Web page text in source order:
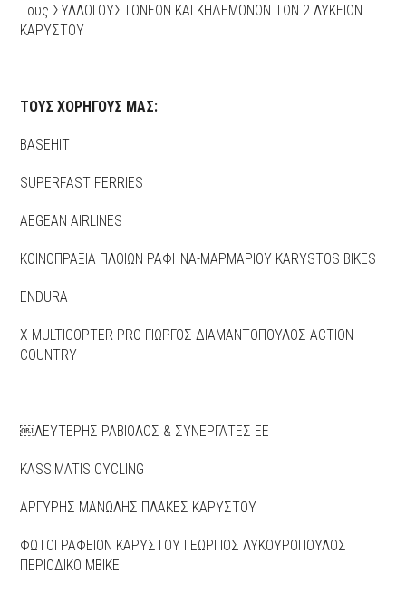
Τους ΣΥΛΛΟΓΟΥΣ ΓΟΝΕΩΝ ΚΑΙ ΚΗΔΕΜΟΝΩΝ ΤΩΝ 2 ΛΥΚΕΙΩΝ
ΚΑΡΥΣΤΟΥ
ΤΟΥΣ ΧΟΡΗΓΟΥΣ ΜΑΣ:
BASEHIT
SUPERFAST FERRIES
AEGEAN AIRLINES
KOINOΠΡΑΞΙΑ ΠΛΟΙΩΝ ΡΑΦΗΝΑ-ΜΑΡΜΑΡΙΟΥ KARYSTOS BIKES
ENDURA
Χ-MULTICOPTER PRO ΓΙΩΡΓΟΣ ΔΙΑΜΑΝΤΟΠΟΥΛΟΣ ACTION
COUNTRY
￼ΛΕΥΤΕΡΗΣ ΡΑΒΙΟΛΟΣ & ΣΥΝΕΡΓΑΤΕΣ EE
KASSIMATIS CYCLING
ΑΡΓΥΡΗΣ ΜΑΝΩΛΗΣ ΠΛΑΚΕΣ ΚΑΡΥΣΤΟΥ
ΦΩΤΟΓΡΑΦΕΙΟΝ ΚΑΡΥΣΤΟΥ ΓΕΩΡΓΙΟΣ ΛΥΚΟΥΡΟΠΟΥΛΟΣ
ΠΕΡΙΟΔΙΚΟ ΜBIKE